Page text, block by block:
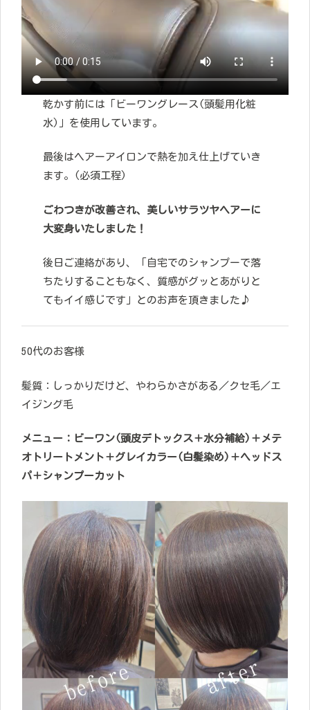
乾かす前には「ビーワングレース(頭髪用化粧
水)」を使用しています。
最後はヘアーアイロンで熱を加え仕上げていき
ます。(必須工程)
ごわつきが改善され、美しいサラツヤヘアーに
大変身いたしました！
後日ご連絡があり、「自宅でのシャンプーで落
ちたりすることもなく、質感がグッとあがりと
てもイイ感じです」とのお声を頂きました♪
50代のお客様
髪質：しっかりだけど、やわらかさがある／クセ毛／エ
イジング毛
メニュー：ビーワン(頭皮デトックス＋水分補給)＋メテ
オトリートメント＋グレイカラー(白髪染め)＋ヘッドス
パ＋シャンプーカット